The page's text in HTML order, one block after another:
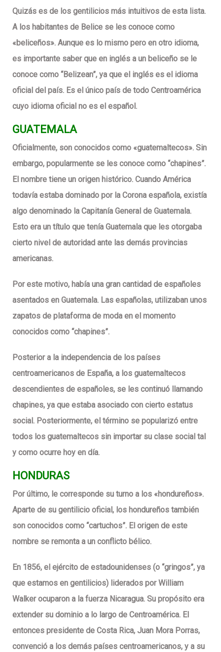
Quizás es de los gentilicios más intuitivos de esta lista.
A los habitantes de Belice se les conoce como
«beliceños». Aunque es lo mismo pero en otro idioma,
es importante saber que en inglés a un beliceño se le
conoce como “Belizean”, ya que el inglés es el idioma
oficial del país. Es el único país de todo Centroamérica
cuyo idioma oficial no es el español.
GUATEMALA
Oficialmente, son conocidos como «guatemaltecos». Sin
embargo, popularmente se les conoce como “chapines”.
El nombre tiene un origen histórico. Cuando América
todavía estaba dominado por la Corona española, existía
algo denominado la Capitanía General de Guatemala.
Esto era un título que tenía Guatemala que les otorgaba
cierto nivel de autoridad ante las demás provincias
americanas.
Por este motivo, había una gran cantidad de españoles
asentados en Guatemala. Las españolas, utilizaban unos
zapatos de plataforma de moda en el momento
conocidos como “chapines”.
Posterior a la independencia de los países
centroamericanos de España, a los guatemaltecos
descendientes de españoles, se les continuó llamando
chapines, ya que estaba asociado con cierto estatus
social. Posteriormente, el término se popularizó entre
todos los guatemaltecos sin importar su clase social tal
y como ocurre hoy en día.
HONDURAS
Por último, le corresponde su turno a los «hondureños».
Aparte de su gentilicio oficial, los hondureños también
son conocidos como “cartuchos”. El origen de este
nombre se remonta a un conflicto bélico.
En 1856, el ejército de estadounidenses (o “gringos”, ya
que estamos en gentilicios) liderados por William
Walker ocuparon a la fuerza Nicaragua. Su propósito era
extender su dominio a lo largo de Centroamérica. El
entonces presidente de Costa Rica, Juan Mora Porras,
convenció a los demás países centroamericanos, y a su